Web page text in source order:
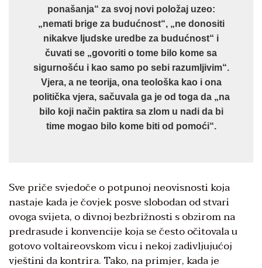
ponašanja“ za svoj novi položaj uzeo:
„nemati brige za budućnost“, „ne donositi
nikakve ljudske uredbe za budućnost“ i
čuvati se „govoriti o tome bilo kome sa
sigurnošću i kao samo po sebi razumljivim“.
Vjera, a ne teorija, ona teološka kao i ona
politička vjera, sačuvala ga je od toga da „na
bilo koji način paktira sa zlom u nadi da bi
time mogao bilo kome biti od pomoći“.
Sve priče svjedoče o potpunoj neovisnosti koja
nastaje kada je čovjek posve slobodan od stvari
ovoga svijeta, o divnoj bezbrižnosti s obzirom na
predrasude i konvencije koja se često očitovala u
gotovo voltaireovskom vicu i nekoj zadivljujućoj
vještini da kontrira. Tako, na primjer, kada je